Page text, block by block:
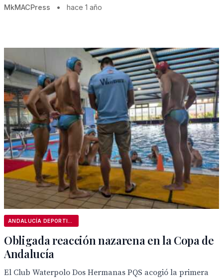
MkMACPress • hace 1 año
Obligada reacción nazarena en la Copa de
Andalucía
El Club Waterpolo Dos Hermanas PQS acogió la primera